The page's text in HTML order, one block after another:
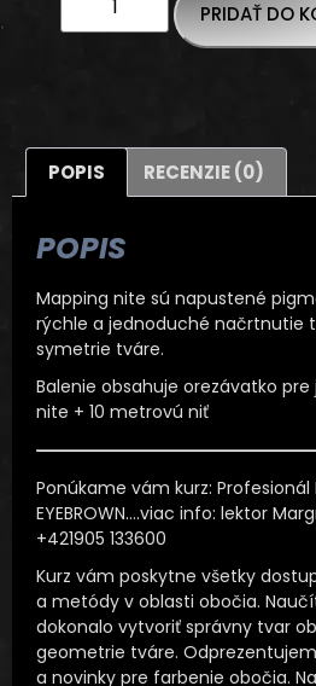
PRIDAŤ DO
POPIS RECENZIE (0)
POPIS
Mapping nite sú napustené
rýchle a jednoduché načrtnutie
symetrie tváre.
Balenie obsahuje orezávatko
nite + 10 metrovú niť
Ponúkame vám kurz: Profesionál
EYEBROWN….viac info: lektor
+421905 133600
Kurz vám poskytne všetky
a metódy v oblasti obočia.
dokonalo vytvoriť správny tvar
geometrie tváre.
a novinky pre farbenie obočia.